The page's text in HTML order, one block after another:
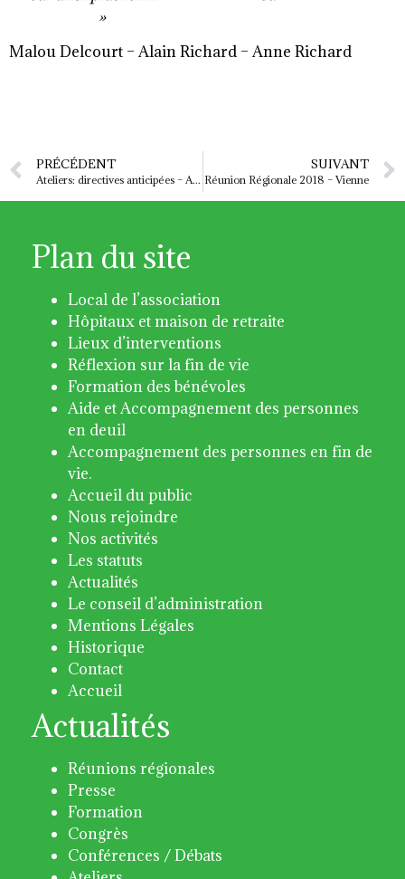
»
Malou Delcourt – Alain Richard – Anne Richard
PRÉCÉDENT
Ateliers: directives anticipées – Aidants familiaux
SUIVANT
Réunion Régionale 2018 – Vienne
Plan du site
Local de l’association
Hôpitaux et maison de retraite
Lieux d’interventions
Réflexion sur la fin de vie
Formation des bénévoles
Aide et Accompagnement des personnes
en deuil
Accompagnement des personnes en fin de
vie.
Accueil du public
Nous rejoindre
Nos activités
Les statuts
Actualités
Le conseil d’administration
Mentions Légales
Historique
Contact
Accueil
Actualités
Réunions régionales
Presse
Formation
Congrès
Conférences / Débats